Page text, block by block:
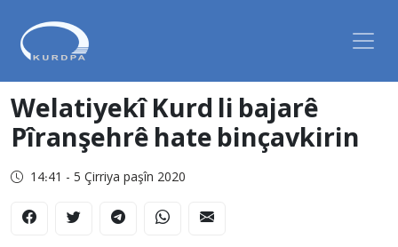
Welatiyekî Kurd li bajarê
Pîranşehrê hate binçavkirin
14:41 - 5 Çirriya paşîn 2020